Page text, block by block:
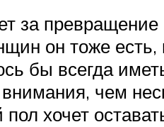
за
он тоже есть,
бы всегда
чем
хочет